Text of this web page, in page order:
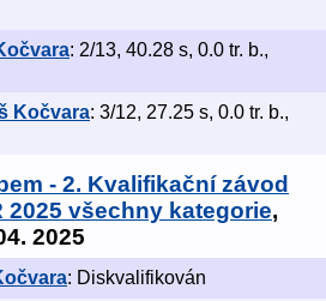
: 2/13, 40.28 s, 0.0 tr. b.,
Kočvara: 3/12, 27.25 s, 0.0 tr. b.,
- 2. Kvalifikační závod
2025 všechny kategorie,
2025
: Diskvalifikován